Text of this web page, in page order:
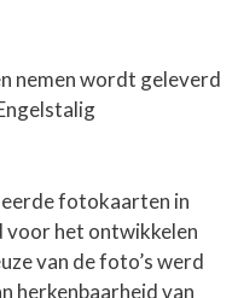
nemen wordt geleverd
fotokaarten in
voor het ontwikkelen
van de foto’s werd
herkenbaarheid van